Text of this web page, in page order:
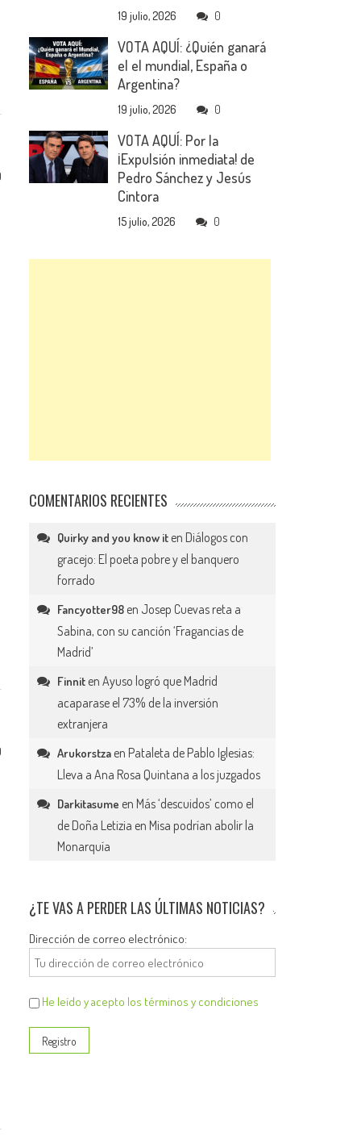
19 julio, 2026 0
VOTA AQUÍ: ¿Quién ganará
el el mundial, España o
Argentina?
19 julio, 2026 0
VOTA AQUÍ: Por la
¡Expulsión inmediata! de
Pedro Sánchez y Jesús
Cintora
15 julio, 2026 0
COMENTARIOS RECIENTES
Quirky and you know it en Diálogos con
gracejo: El poeta pobre y el banquero
forrado
Fancyotter98 en Josep Cuevas reta a
Sabina, con su canción ‘Fragancias de
Madrid’
Finnit enAyuso logró que Madrid
acaparase el 73% de la inversión
extranjera
Arukorstza en Pataleta de Pablo Iglesias:
Lleva a Ana Rosa Quintana a los juzgados
Darkitasume en Más ‘descuidos’ como el
de Doña Letizia en Misa podrían abolir la
Monarquía
¿TE VAS A PERDER LAS ÚLTIMAS NOTICIAS?
Dirección de correo electrónico:
He leído y acepto los términos y condiciones